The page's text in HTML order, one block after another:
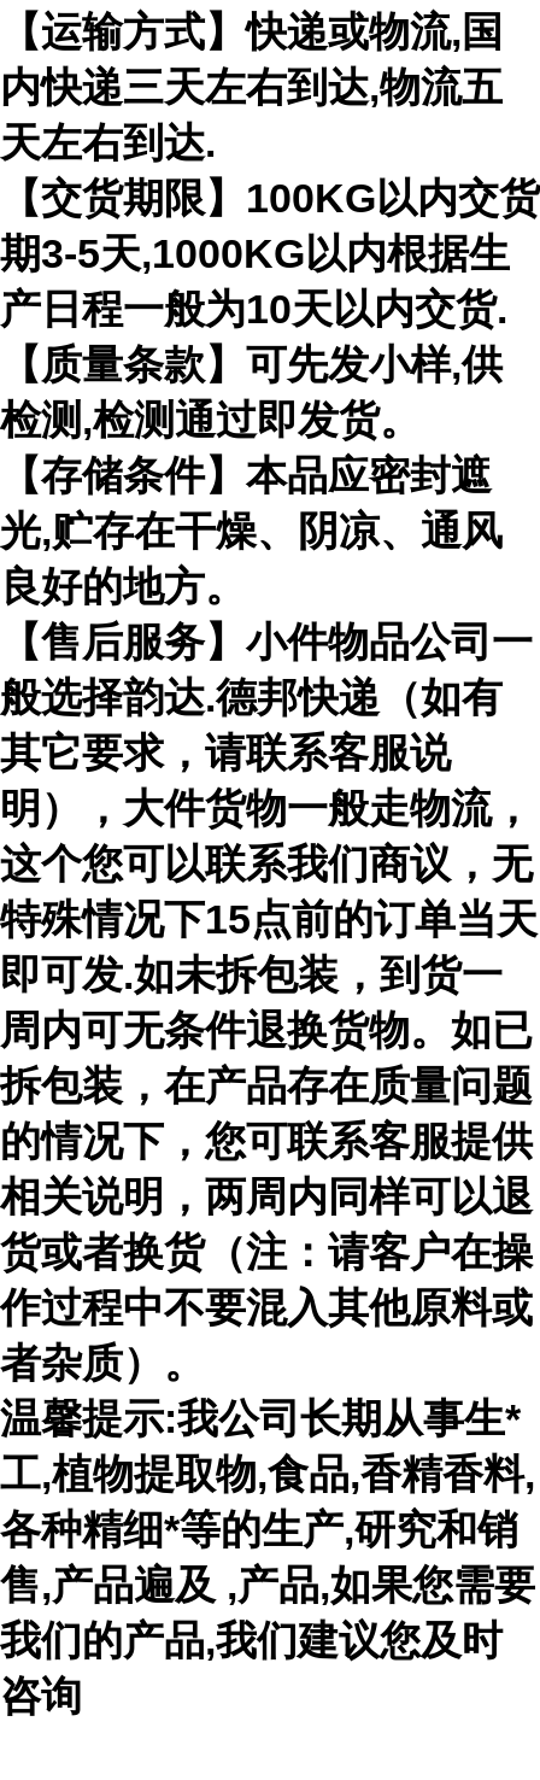
【运输方式】快递或物流,国
内快递三天左右到达,物流五
天左右到达.
【交货期限】100KG以内交货
期3-5天,1000KG以内根据生
产日程一般为10天以内交货.
【质量条款】可先发小样,供
检测,检测通过即发货。
【存储条件】本品应密封遮
光,贮存在干燥、阴凉、通风
良好的地方。
【售后服务】小件物品公司一
般选择韵达.德邦快递（如有
其它要求，请联系客服说
明），大件货物一般走物流，
这个您可以联系我们商议，无
特殊情况下15点前的订单当天
即可发.如未拆包装，到货一
周内可无条件退换货物。如已
拆包装，在产品存在质量问题
的情况下，您可联系客服提供
相关说明，两周内同样可以退
货或者换货（注：请客户在操
作过程中不要混入其他原料或
者杂质）。
温馨提示:我公司长期从事生*
工,植物提取物,食品,香精香料,
各种精细*等的生产,研究和销
售,产品遍及 ,产品,如果您需要
我们的产品,我们建议您及时
咨询